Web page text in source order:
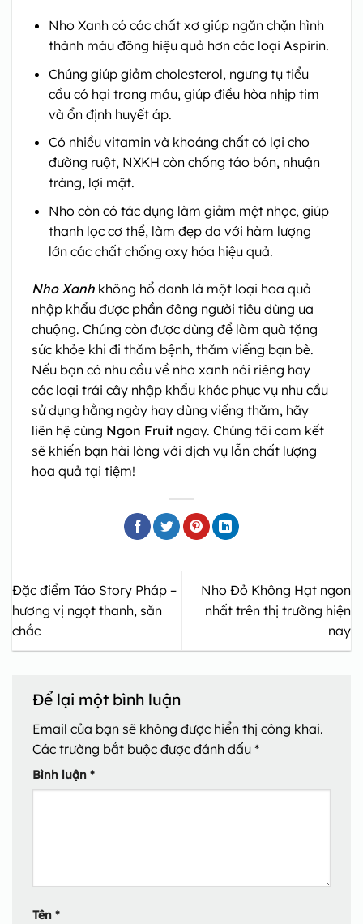
Nho Xanh có các chất xơ giúp ngăn chặn hình
thành máu đông hiệu quả hơn các loại Aspirin.
Chúng giúp giảm cholesterol, ngưng tụ tiểu
cầu có hại trong máu, giúp điều hòa nhịp tim
và ổn định huyết áp.
Có nhiều vitamin và khoáng chất có lợi cho
đường ruột, NXKH còn chống táo bón, nhuận
tràng, lợi mật.
Nho còn có tác dụng làm giảm mệt nhọc, giúp
thanh lọc cơ thể, làm đẹp da với hàm lượng
lớn các chất chống oxy hóa hiệu quả.
Nho Xanh không hổ danh là một loại hoa quả
nhập khẩu được phần đông người tiêu dùng ưa
chuộng. Chúng còn được dùng để làm quà tặng
sức khỏe khi đi thăm bệnh, thăm viếng bạn bè.
Nếu bạn có nhu cầu về nho xanh nói riêng hay
các loại trái cây nhập khẩu khác phục vụ nhu cầu
sử dụng hằng ngày hay dùng viếng thăm, hãy
liên hệ cùng Ngon Fruit ngay. Chúng tôi cam kết
sẽ khiến bạn hài lòng với dịch vụ lẫn chất lượng
hoa quả tại tiệm!
Đặc điểm Táo Story Pháp –
hương vị ngọt thanh, săn
chắc
Nho Đỏ Không Hạt ngon
nhất trên thị trường hiện
nay
Để lại một bình luận
Email của bạn sẽ không được hiển thị công khai.
Các trường bắt buộc được đánh dấu *
Bình luận *
Tên *